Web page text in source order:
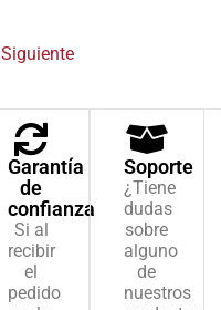
Siguiente
Garantía
de
confianza
Si al
recibir
el
pedido
Soporte
¿Tiene
dudas
sobre
alguno
de
nuestros